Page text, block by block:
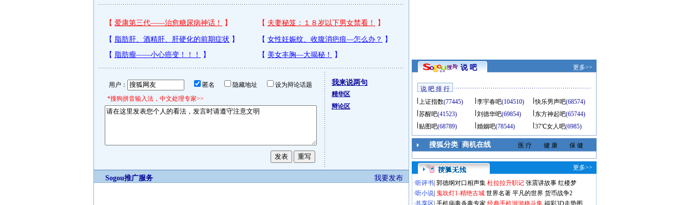
用户： 匿名 隐藏地址
设为辩论话题
*搜狗拼音输入法，中文处理专家>>
我来说两句
精华区
辩论区
我要发布
Sogou推广服务
说 吧 更多>>
说 吧 排 行
上证指数(77445) 李宇春吧(104510) 快乐男声吧(68574)
苏醒吧(41523) 刘德华吧(69854) 东方神起吧(65744)
贴图吧(68789) 婚姻吧(78544) 37℃女人吧(6985)
搜狐分类 商机在线 医 疗 健 康 保 健
更多>>
·听评书 郭德纲对口相声集 杜拉拉升职记 张震讲故事 红楼梦
·听小说 鬼吹灯1-精绝古城 世界名著 平凡的世界 货币战争2
·共享区 手机病毒杀毒专家 经典手机游游格斗集 福彩3D走势图